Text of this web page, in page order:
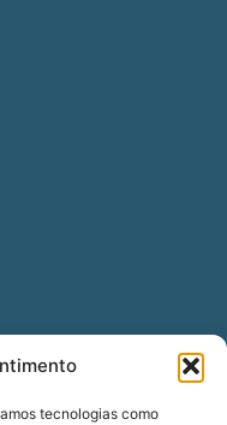
tecnologias como